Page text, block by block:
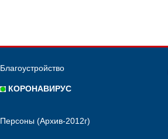
Благоустройство
КОРОНАВИРУС
Персоны (Архив-2012г)